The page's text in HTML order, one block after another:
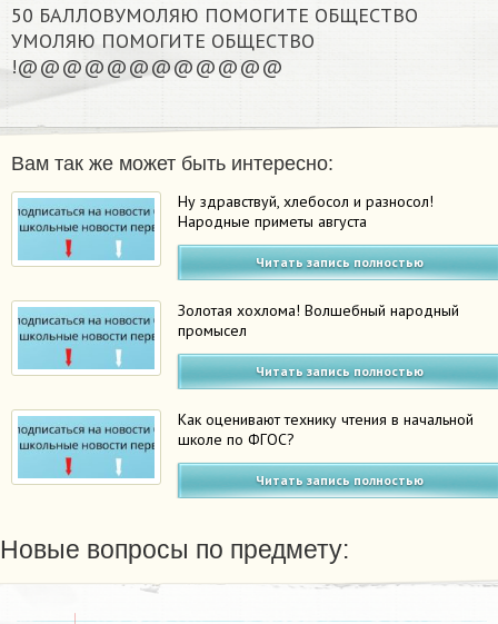
50 БАЛЛОВУМОЛЯЮ ПОМОГИТЕ ОБЩЕСТВО
УМОЛЯЮ ПОМОГИТЕ ОБЩЕСТВО
!@@@@@@@@@@@@​
Вам так же может быть интересно:
Ну здравствуй, хлебосол и разносол!
Народные приметы августа
Читать запись полностью
Золотая хохлома! Волшебный народный
промысел
Читать запись полностью
Как оценивают технику чтения в начальной
школе по ФГОС?
Читать запись полностью
Новые вопросы по предмету: